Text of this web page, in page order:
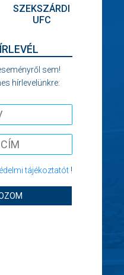
SZEKSZÁRDI
UFC
sem!
hírlevelünkre:
tájékoztatót!